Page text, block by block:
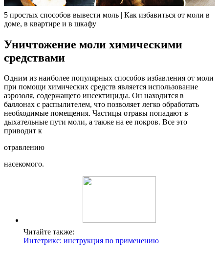
5 простых способов вывести моль | Как избавиться от моли в
доме, в квартире и в шкафу
Уничтожение моли химическими
средствами
Одним из наиболее популярных способов избавления от моли
при помощи химических средств является использование
аэрозоля, содержащего инсектициды. Он находится в
баллонах с распылителем, что позволяет легко обработать
необходимые помещения. Частицы отравы попадают в
дыхательные пути моли, а также на ее покров. Все это
приводит к
отравлению
насекомого.
Читайте также:
Интетрикс: инструкция по применению